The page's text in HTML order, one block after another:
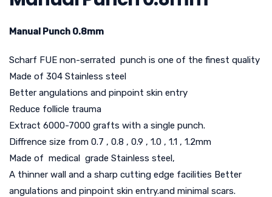
Manual Punch 0.8mm
Scharf FUE non-serrated punch is one of the finest quality
Made of 304 Stainless steel
Better angulations and pinpoint skin entry
Reduce follicle trauma
Extract 6000-7000 grafts with a single punch.
Diffrence size from 0.7 , 0.8 , 0.9 , 1.0 , 1.1 , 1.2mm
Made of medical grade Stainless steel,
A thinner wall and a sharp cutting edge facilities Better
angulations and pinpoint skin entry.and minimal scars.